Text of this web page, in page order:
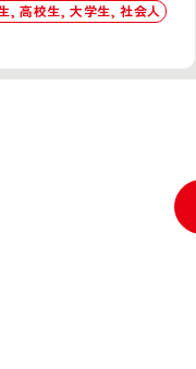
, 高校生, 大学生, 社会人